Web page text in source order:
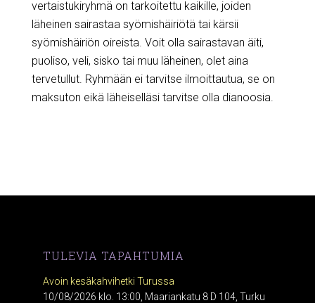
vertaistukiryhmä on tarkoitettu kaikille, joiden
läheinen sairastaa syömishäiriötä tai kärsii
syömishäiriön oireista. Voit olla sairastavan äiti,
puoliso, veli, sisko tai muu läheinen, olet aina
tervetullut. Ryhmään ei tarvitse ilmoittautua, se on
maksuton eikä läheiselläsi tarvitse olla dianoosia.
TULEVIA TAPAHTUMIA
Avoin kesäkahvihetki Turussa
10/08/2026 klo. 13:00, Maariankatu 8 D 104, Turku